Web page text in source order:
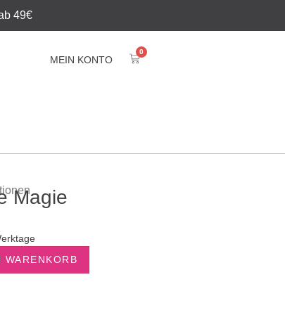
49€
MEIN KONTO
0
Magie
WARENKORB